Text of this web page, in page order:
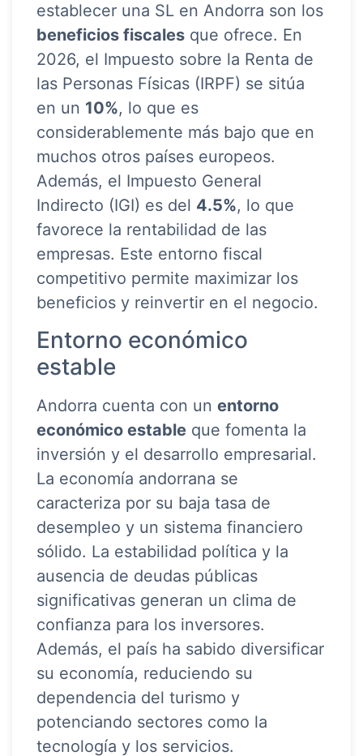
establecer una SL en Andorra son los
beneficios fiscales que ofrece. En
2026, el Impuesto sobre la Renta de
las Personas Físicas (IRPF) se sitúa
en un 10%, lo que es
considerablemente más bajo que en
muchos otros países europeos.
Además, el Impuesto General
Indirecto (IGI) es del 4.5%, lo que
favorece la rentabilidad de las
empresas. Este entorno fiscal
competitivo permite maximizar los
beneficios y reinvertir en el negocio.
Entorno económico
estable
Andorra cuenta con un entorno
económico estable que fomenta la
inversión y el desarrollo empresarial.
La economía andorrana se
caracteriza por su baja tasa de
desempleo y un sistema financiero
sólido. La estabilidad política y la
ausencia de deudas públicas
significativas generan un clima de
confianza para los inversores.
Además, el país ha sabido diversificar
su economía, reduciendo su
dependencia del turismo y
potenciando sectores como la
tecnología y los servicios.